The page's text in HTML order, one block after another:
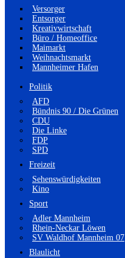
Versorger
Entsorger
Kreativwirtschaft
Büro / Homeoffice
Maimarkt
Weihnachtsmarkt
Mannheimer Hafen
Politik
AFD
Bündnis 90 / Die Grünen
CDU
Die Linke
FDP
SPD
Freizeit
Sehenswürdigkeiten
Kino
Sport
Adler Mannheim
Rhein-Neckar Löwen
SV Waldhof Mannheim 07
Blaulicht